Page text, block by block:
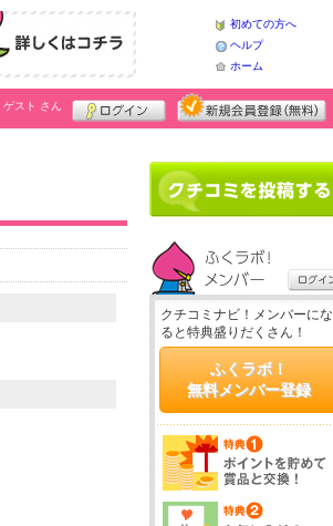
初めての方へ
ヘルプ
ホーム
ゲスト さん
クチコミナビ！メンバーにな
ると特典盛りだくさん！
ふくラボ！
無料メンバー登録